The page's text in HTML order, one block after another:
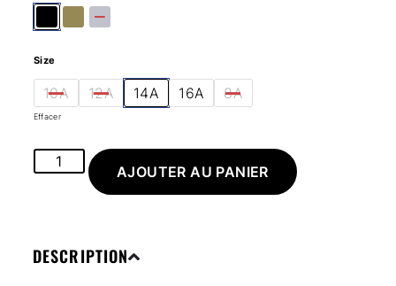
Size
10A 12A 14A 16A 8A
Effacer
AJOUTER AU PANIER
DESCRIPTION